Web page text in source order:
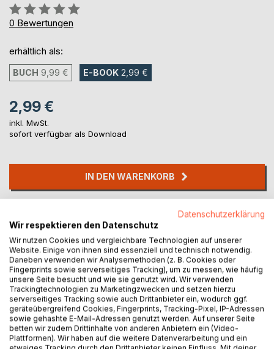
Bewertung::
0%
0 Bewertungen
erhältlich als:
BUCH 9,99 € E-BOOK 2,99 €
2,99 €
inkl. MwSt.
sofort verfügbar als Download
IN DEN WARENKORB
Titel bewerten
BESCHREIBUNG
Datenschutzerklärung
Wir respektieren den Datenschutz
Wir nutzen Cookies und vergleichbare Technologien auf unserer
Website. Einige von ihnen sind essenziell und technisch notwendig.
Daneben verwenden wir Analysemethoden (z. B. Cookies oder
Fingerprints sowie serverseitiges Tracking), um zu messen, wie häufig
unsere Seite besucht und wie sie genutzt wird. Wir verwenden
Trackingtechnologien zu Marketingzwecken und setzen hierzu
serverseitiges Tracking sowie auch Drittanbieter ein, wodurch ggf.
geräteübergreifend Cookies, Fingerprints, Tracking-Pixel, IP-Adressen
sowie gehashte E-Mail-Adressen genutzt werden. Auf unserer Seite
betten wir zudem Drittinhalte von anderen Anbietern ein (Video-
Plattformen). Wir haben auf die weitere Datenverarbeitung und ein